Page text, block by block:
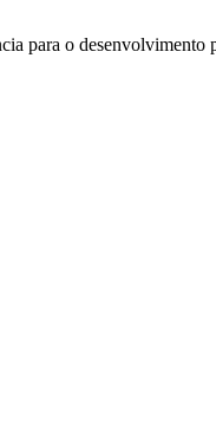
o desenvolvimento